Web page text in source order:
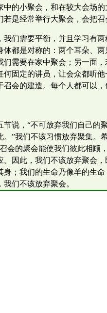
中的小聚会，和在较大会场
若是经常举行大聚会，会把
我们需要平衡，并且学习有
体都是对称的：两个耳朵、
们需要在家中聚会；另一面
何固定的讲员，让会众都听
召会的建造。每个人都可以
节说，“不可放弃我们自己的
。”我们不该习惯放弃聚集。
会的聚会能使我们彼此相顾
。因此，我们不该放弃聚会
身；我们的生命乃像羊的生
们不该放弃聚会。